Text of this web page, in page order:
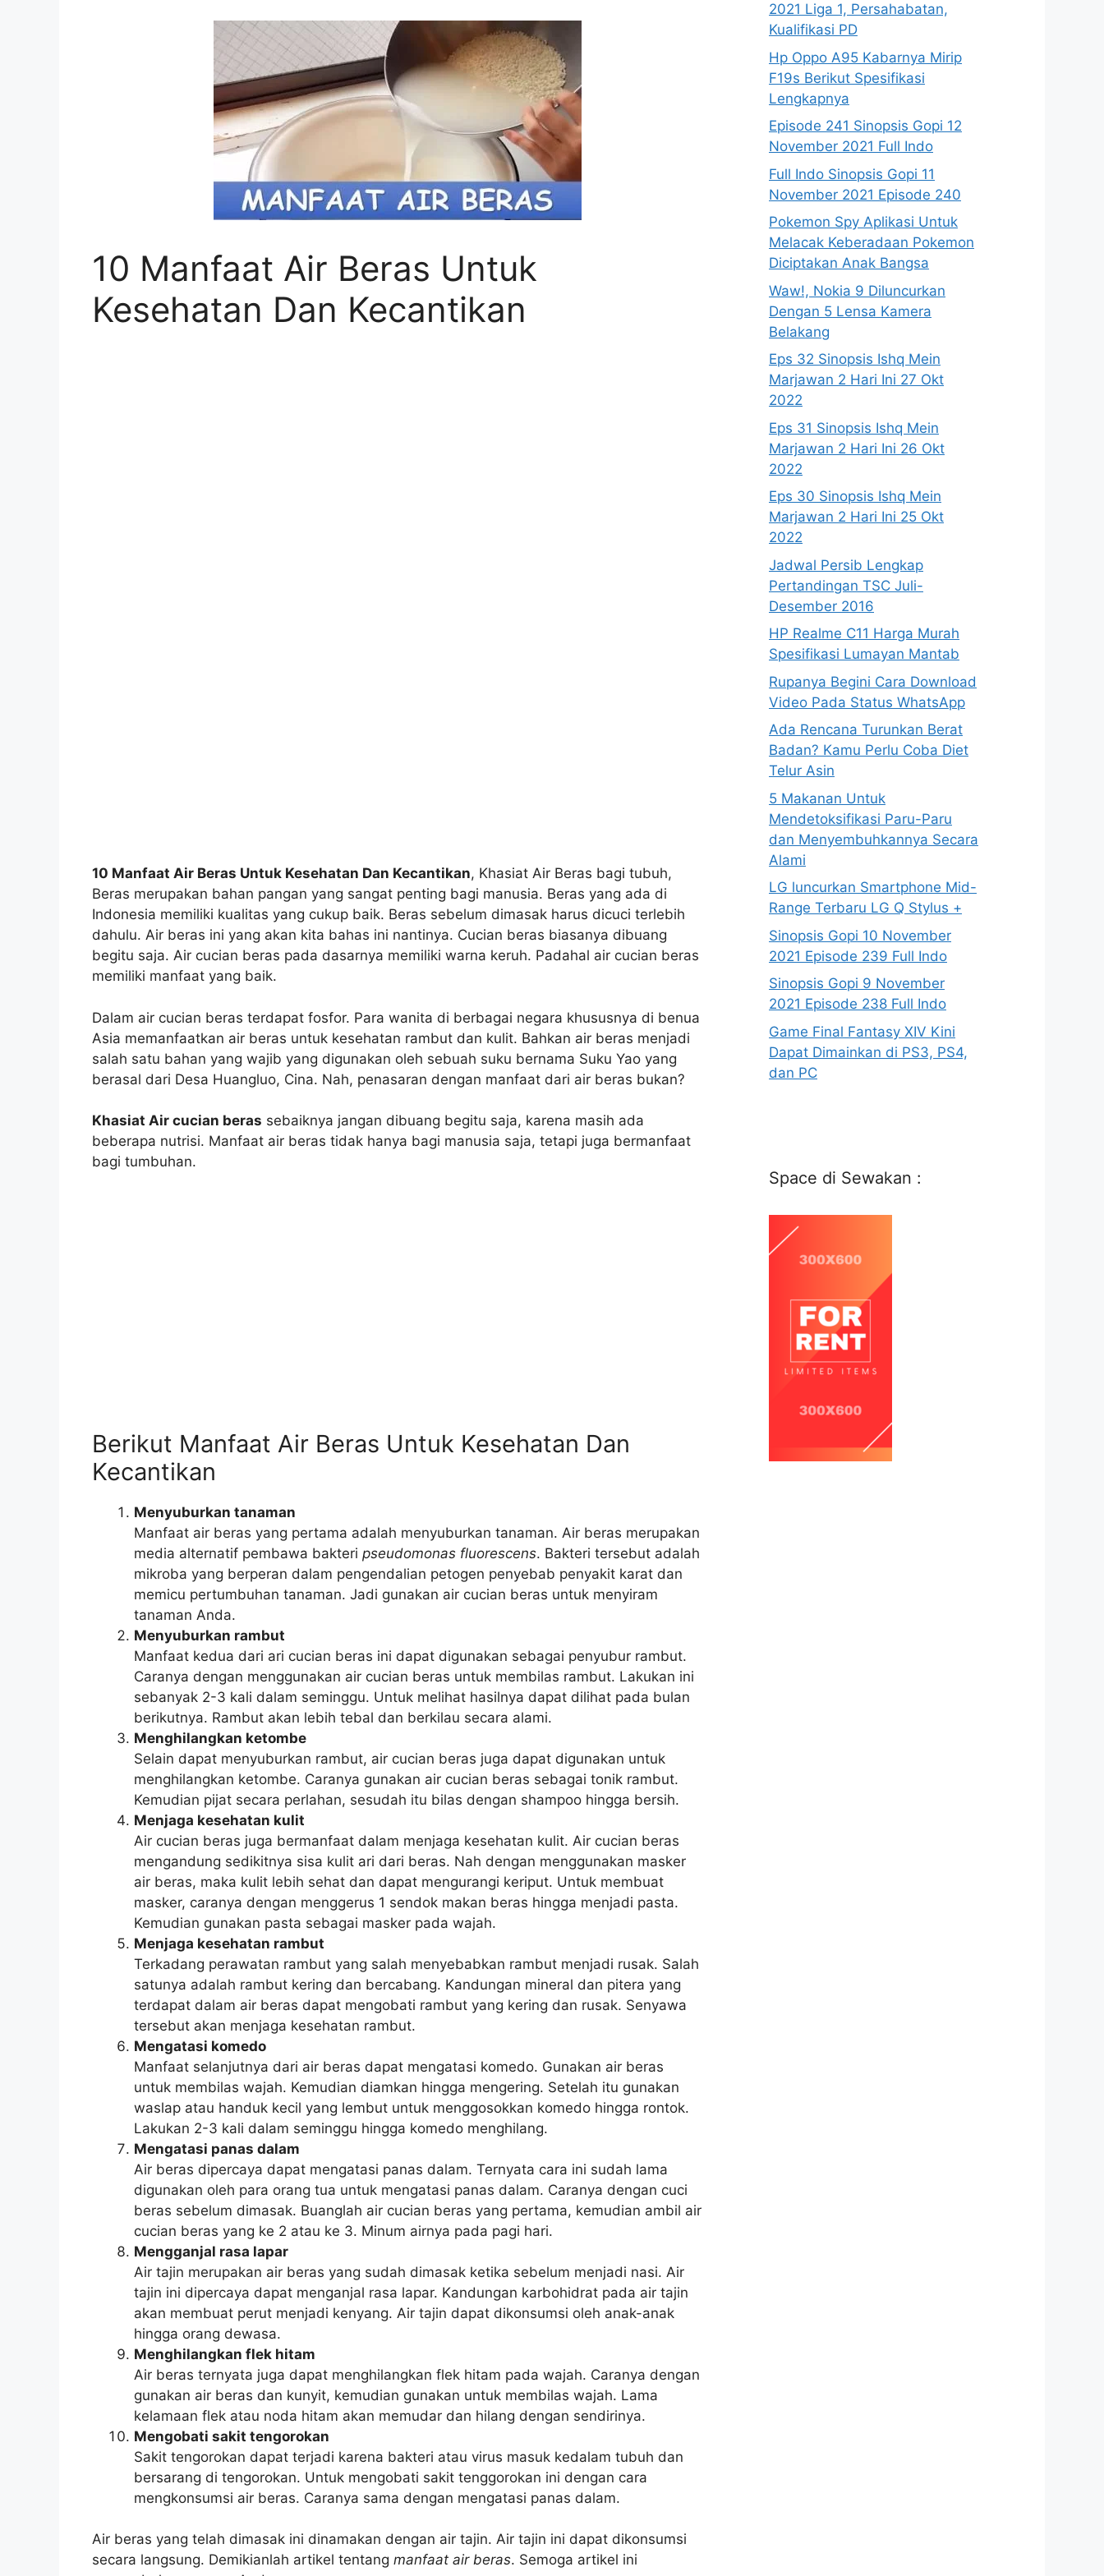
10 Manfaat Air Beras Untuk
Kesehatan Dan Kecantikan
10 Manfaat Air Beras Untuk Kesehatan Dan Kecantikan, Khasiat Air Beras bagi tubuh,
Beras merupakan bahan pangan yang sangat penting bagi manusia. Beras yang ada di
Indonesia memiliki kualitas yang cukup baik. Beras sebelum dimasak harus dicuci terlebih
dahulu. Air beras ini yang akan kita bahas ini nantinya. Cucian beras biasanya dibuang
begitu saja. Air cucian beras pada dasarnya memiliki warna keruh. Padahal air cucian beras
memiliki manfaat yang baik.
Dalam air cucian beras terdapat fosfor. Para wanita di berbagai negara khususnya di benua
Asia memanfaatkan air beras untuk kesehatan rambut dan kulit. Bahkan air beras menjadi
salah satu bahan yang wajib yang digunakan oleh sebuah suku bernama Suku Yao yang
berasal dari Desa Huangluo, Cina. Nah, penasaran dengan manfaat dari air beras bukan?
Khasiat Air cucian beras sebaiknya jangan dibuang begitu saja, karena masih ada
beberapa nutrisi. Manfaat air beras tidak hanya bagi manusia saja, tetapi juga bermanfaat
bagi tumbuhan.
Berikut Manfaat Air Beras Untuk Kesehatan Dan
Kecantikan
Menyuburkan tanaman
Manfaat air beras yang pertama adalah menyuburkan tanaman. Air beras merupakan
media alternatif pembawa bakteri pseudomonas fluorescens. Bakteri tersebut adalah
mikroba yang berperan dalam pengendalian petogen penyebab penyakit karat dan
memicu pertumbuhan tanaman. Jadi gunakan air cucian beras untuk menyiram
tanaman Anda.
Menyuburkan rambut
Manfaat kedua dari ari cucian beras ini dapat digunakan sebagai penyubur rambut.
Caranya dengan menggunakan air cucian beras untuk membilas rambut. Lakukan ini
sebanyak 2-3 kali dalam seminggu. Untuk melihat hasilnya dapat dilihat pada bulan
berikutnya. Rambut akan lebih tebal dan berkilau secara alami.
Menghilangkan ketombe
Selain dapat menyuburkan rambut, air cucian beras juga dapat digunakan untuk
menghilangkan ketombe. Caranya gunakan air cucian beras sebagai tonik rambut.
Kemudian pijat secara perlahan, sesudah itu bilas dengan shampoo hingga bersih.
Menjaga kesehatan kulit
Air cucian beras juga bermanfaat dalam menjaga kesehatan kulit. Air cucian beras
mengandung sedikitnya sisa kulit ari dari beras. Nah dengan menggunakan masker
air beras, maka kulit lebih sehat dan dapat mengurangi keriput. Untuk membuat
masker, caranya dengan menggerus 1 sendok makan beras hingga menjadi pasta.
Kemudian gunakan pasta sebagai masker pada wajah.
Menjaga kesehatan rambut
Terkadang perawatan rambut yang salah menyebabkan rambut menjadi rusak. Salah
satunya adalah rambut kering dan bercabang. Kandungan mineral dan pitera yang
terdapat dalam air beras dapat mengobati rambut yang kering dan rusak. Senyawa
tersebut akan menjaga kesehatan rambut.
Mengatasi komedo
Manfaat selanjutnya dari air beras dapat mengatasi komedo. Gunakan air beras
untuk membilas wajah. Kemudian diamkan hingga mengering. Setelah itu gunakan
waslap atau handuk kecil yang lembut untuk menggosokkan komedo hingga rontok.
Lakukan 2-3 kali dalam seminggu hingga komedo menghilang.
Mengatasi panas dalam
Air beras dipercaya dapat mengatasi panas dalam. Ternyata cara ini sudah lama
digunakan oleh para orang tua untuk mengatasi panas dalam. Caranya dengan cuci
beras sebelum dimasak. Buanglah air cucian beras yang pertama, kemudian ambil air
cucian beras yang ke 2 atau ke 3. Minum airnya pada pagi hari.
Mengganjal rasa lapar
Air tajin merupakan air beras yang sudah dimasak ketika sebelum menjadi nasi. Air
tajin ini dipercaya dapat menganjal rasa lapar. Kandungan karbohidrat pada air tajin
akan membuat perut menjadi kenyang. Air tajin dapat dikonsumsi oleh anak-anak
hingga orang dewasa.
Menghilangkan flek hitam
Air beras ternyata juga dapat menghilangkan flek hitam pada wajah. Caranya dengan
gunakan air beras dan kunyit, kemudian gunakan untuk membilas wajah. Lama
kelamaan flek atau noda hitam akan memudar dan hilang dengan sendirinya.
Mengobati sakit tengorokan
Sakit tengorokan dapat terjadi karena bakteri atau virus masuk kedalam tubuh dan
bersarang di tengorokan. Untuk mengobati sakit tenggorokan ini dengan cara
mengkonsumsi air beras. Caranya sama dengan mengatasi panas dalam.
Air beras yang telah dimasak ini dinamakan dengan air tajin. Air tajin ini dapat dikonsumsi
secara langsung. Demikianlah artikel tentang manfaat air beras. Semoga artikel ini
2021 Liga 1, Persahabatan,
Kualifikasi PD
Hp Oppo A95 Kabarnya Mirip
F19s Berikut Spesifikasi
Lengkapnya
Episode 241 Sinopsis Gopi 12
November 2021 Full Indo
Full Indo Sinopsis Gopi 11
November 2021 Episode 240
Pokemon Spy Aplikasi Untuk
Melacak Keberadaan Pokemon
Diciptakan Anak Bangsa
Waw!, Nokia 9 Diluncurkan
Dengan 5 Lensa Kamera
Belakang
Eps 32 Sinopsis Ishq Mein
Marjawan 2 Hari Ini 27 Okt
2022
Eps 31 Sinopsis Ishq Mein
Marjawan 2 Hari Ini 26 Okt
2022
Eps 30 Sinopsis Ishq Mein
Marjawan 2 Hari Ini 25 Okt
2022
Jadwal Persib Lengkap
Pertandingan TSC Juli-
Desember 2016
HP Realme C11 Harga Murah
Spesifikasi Lumayan Mantab
Rupanya Begini Cara Download
Video Pada Status WhatsApp
Ada Rencana Turunkan Berat
Badan? Kamu Perlu Coba Diet
Telur Asin
5 Makanan Untuk
Mendetoksifikasi Paru-Paru
dan Menyembuhkannya Secara
Alami
LG luncurkan Smartphone Mid-
Range Terbaru LG Q Stylus +
Sinopsis Gopi 10 November
2021 Episode 239 Full Indo
Sinopsis Gopi 9 November
2021 Episode 238 Full Indo
Game Final Fantasy XIV Kini
Dapat Dimainkan di PS3, PS4,
dan PC
Space di Sewakan :